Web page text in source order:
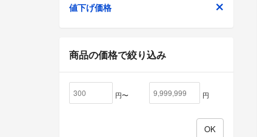
値下げ価格
商品の価格で絞り込み
円〜 円